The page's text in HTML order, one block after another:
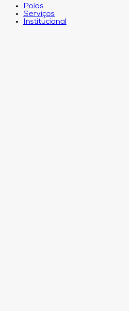
Polos
Serviços
Institucional